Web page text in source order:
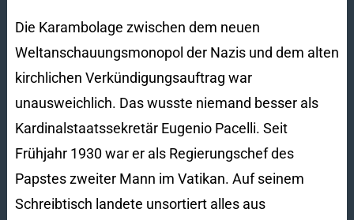
Die Karambolage zwischen dem neuen
Weltanschauungsmonopol der Nazis und dem alten
kirchlichen Verkündigungs­auftrag war
unausweichlich. Das wusste niemand besser als
Kardinalstaatssekretär Eugenio Pacelli. Seit
Frühjahr 1930 war er als Regierungschef des
Papstes zweiter Mann im Vatikan. Auf seinem
Schreibtisch landete unsortiert alles aus